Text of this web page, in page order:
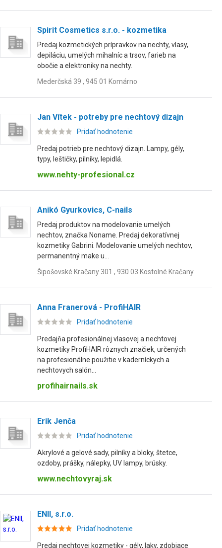
Spirit Cosmetics s.r.o. - kozmetika
Predaj kozmetických prípravkov na nechty, vlasy,
depiláciu, umelých mihalníc a trsov, farieb na
obočie a elektroniky na nechty.
Mederčská 39 , 945 01 Komárno
Jan Vítek - potreby pre nechtový dizajn
Pridať hodnotenie
Predaj potrieb pre nechtový dizajn. Lampy, gély,
typy, leštičky, pilníky, lepidlá.
www.nehty-profesional.cz
Anikó Gyurkovics, C-nails
Predaj produktov na modelovanie umelých
nechtov, značka Noname. Predaj dekoratívnej
kozmetiky Gabrini. Modelovanie umelých nechtov,
permanentný make u...
Šipošovské Kračany 301 , 930 03 Kostolné Kračany
Anna Franerová - ProfiHAIR
Pridať hodnotenie
Predajňa profesionálnej vlasovej a nechtovej
kozmetiky ProfiHAIR rôznych značiek, určených
na profesionálne použitie v kaderníckych a
nechtovych salón...
profihairnails.sk
Erik Jenča
Pridať hodnotenie
Akrylové a gelové sady, pilníky a bloky, štetce,
ozdoby, prášky, nálepky, UV lampy, brúsky.
www.nechtovyraj.sk
ENII, s.r.o.
Pridať hodnotenie
Predaj nechtovej kozmetiky - gély, laky, zdobiace